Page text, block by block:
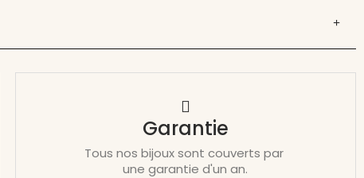
Garantie
Tous nos bijoux sont couverts par
une garantie d'un an.